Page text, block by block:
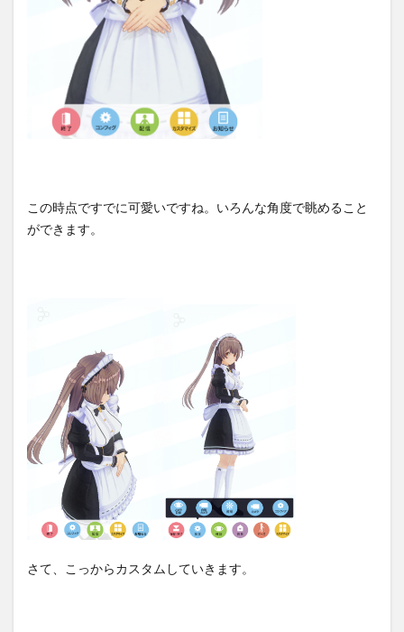
この時点ですでに可愛いですね。いろんな角度で眺めること
ができます。
さて、こっからカスタムしていきます。